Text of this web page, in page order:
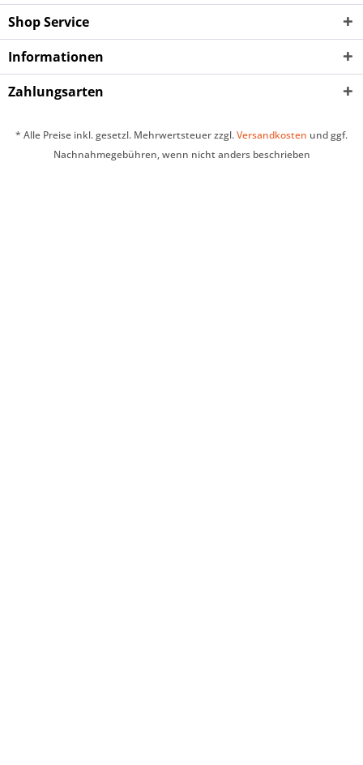
Shop Service
Informationen
Zahlungsarten
* Alle Preise inkl. gesetzl. Mehrwertsteuer zzgl.Versandkosten und ggf.
Nachnahmegebühren, wenn nicht anders beschrieben